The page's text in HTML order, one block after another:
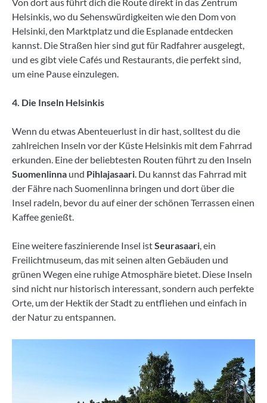
Helsinkis, wo du Sehenswürdigkeiten wie den Dom von
Helsinki, den Marktplatz und die Esplanade entdecken
kannst. Die Straßen hier sind gut für Radfahrer ausgelegt,
und es gibt viele Cafés und Restaurants, die perfekt sind,
um eine Pause einzulegen.
4. Die Inseln Helsinkis
Wenn du etwas Abenteuerlust in dir hast, solltest du die
zahlreichen Inseln vor der Küste Helsinkis mit dem Fahrrad
erkunden. Eine der beliebtesten Routen führt zu den Inseln
Suomenlinna und Pihlajasaari. Du kannst das Fahrrad mit
der Fähre nach Suomenlinna bringen und dort über die
Insel radeln, bevor du auf einer der schönen Terrassen einen
Kaffee genießt.
Eine weitere faszinierende Insel istSeurasaari, ein
Freilichtmuseum, das mit seinen alten Gebäuden und
grünen Wegen eine ruhige Atmosphäre bietet. Diese Inseln
sind nicht nur historisch interessant, sondern auch perfekte
Orte, um der Hektik der Stadt zu entfliehen und einfach in
der Natur zu entspannen.